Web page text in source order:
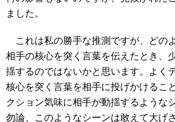
ました。
これは私の勝手な推測ですが、どの
相手の核心を突く言葉を伝えたとき、
揺するのではないかと思います。よく
核心を突く言葉を相手に投げかけるこ
クション気味に相手が動揺するような
勿論、このようなシーンは敢えて大げ